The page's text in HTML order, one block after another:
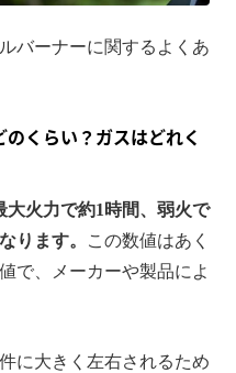
バーナーに関するよくあ
くらい？ガスはどれく
大火力で約1時間、弱火で
ります。
この数値はあく
で、メーカーや製品によ
に大きく左右されるため